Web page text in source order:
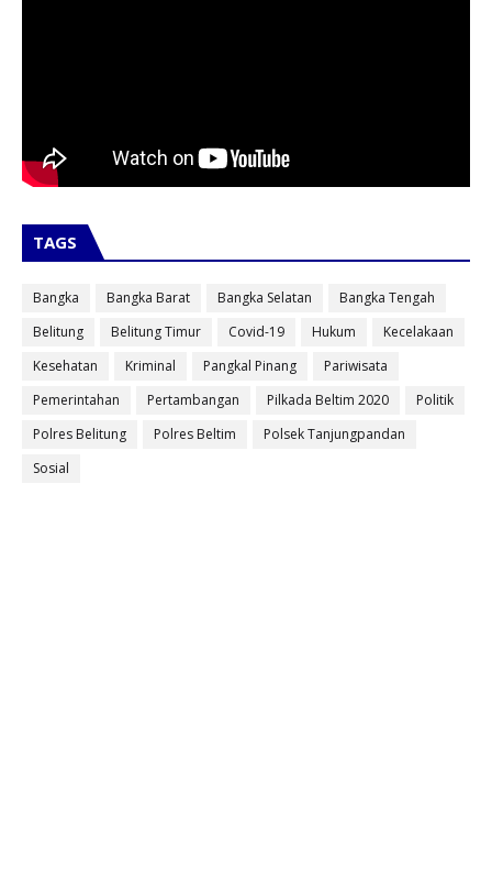
TAGS
Bangka Bangka Barat Bangka Selatan
Bangka Tengah
Belitung
Belitung Timur Covid-19 Hukum
Kecelakaan
Kesehatan
Kriminal Pangkal Pinang
Pariwisata
Pemerintahan
Pertambangan Pilkada Beltim 2020
Politik
Polres Belitung
Polres Beltim
Polsek Tanjungpandan
Sosial